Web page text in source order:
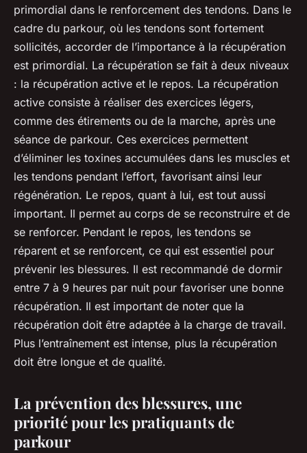
primordial dans le renforcement des tendons. Dans le
cadre du parkour, où les tendons sont fortement
sollicités, accorder de l’importance à la récupération
est primordial. La récupération se fait à deux niveaux
: la récupération active et le repos. La récupération
active consiste à réaliser des exercices légers,
comme des étirements ou de la marche, après une
séance de parkour. Ces exercices permettent
d’éliminer les toxines accumulées dans les muscles et
les tendons pendant l’effort, favorisant ainsi leur
régénération. Le repos, quant à lui, est tout aussi
important. Il permet au corps de se reconstruire et de
se renforcer. Pendant le repos, les tendons se
réparent et se renforcent, ce qui est essentiel pour
prévenir les blessures. Il est recommandé de dormir
entre 7 à 9 heures par nuit pour favoriser une bonne
récupération. Il est important de noter que la
récupération doit être adaptée à la charge de travail.
Plus l’entraînement est intense, plus la récupération
doit être longue et de qualité.
La prévention des blessures, une
priorité pour les pratiquants de
parkour